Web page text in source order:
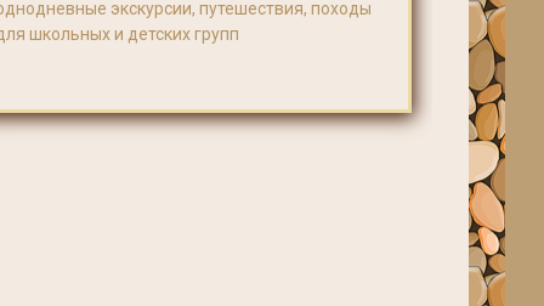
экскурсии, путешествия, походы
школьных и детских групп